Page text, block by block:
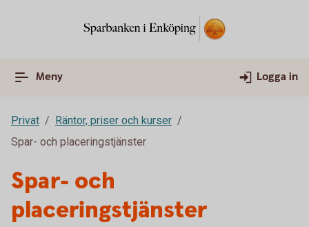
Meny Logga in
Privat
Räntor, priser och kurser
Spar- och placeringstjänster
Spar- och
placeringstjänster